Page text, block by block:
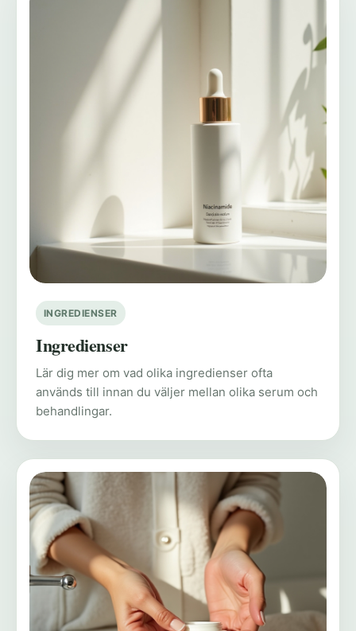
INGREDIENSER
Ingredienser
Lär dig mer om vad olika ingredienser ofta
används till innan du väljer mellan olika serum och
behandlingar.